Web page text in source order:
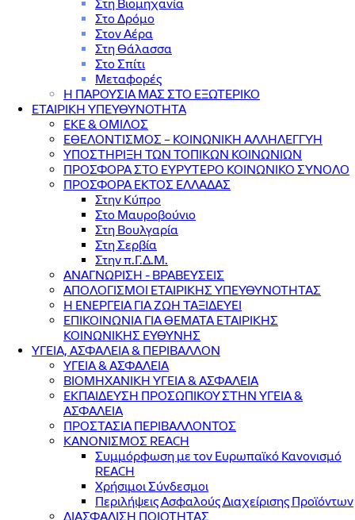
Στη Βιομηχανία
Στο Δρόμο
Στον Αέρα
Στη Θάλασσα
Στο Σπίτι
Μεταφορές
Η ΠΑΡΟΥΣΙΑ ΜΑΣ ΣΤΟ ΕΞΩΤΕΡΙΚΟ
ΕΤΑΙΡΙΚΗ ΥΠΕΥΘΥΝΟΤΗΤΑ
ΕΚΕ & ΟΜΙΛΟΣ
ΕΘΕΛΟΝΤΙΣΜΟΣ – ΚΟΙΝΩΝΙΚΗ ΑΛΛΗΛΕΓΓΥΗ
ΥΠΟΣΤΗΡΙΞΗ ΤΩΝ ΤΟΠΙΚΩΝ ΚΟΙΝΩΝΙΩΝ
ΠΡΟΣΦΟΡΑ ΣΤΟ ΕΥΡΥΤΕΡΟ ΚΟΙΝΩΝΙΚΟ ΣΥΝΟΛΟ
ΠΡΟΣΦΟΡΑ ΕΚΤΟΣ ΕΛΛΑΔΑΣ
Στην Κύπρο
Στο Μαυροβούνιο
Στη Βουλγαρία
Στη Σερβία
Στην π.Γ.Δ.Μ.
ΑΝΑΓΝΩΡΙΣΗ - ΒΡΑΒΕΥΣΕΙΣ
ΑΠΟΛΟΓΙΣΜΟΙ ΕΤΑΙΡΙΚΗΣ ΥΠΕΥΘΥΝΟΤΗΤΑΣ
Η ΕΝΕΡΓΕΙΑ ΓΙΑ ΖΩΗ ΤΑΞΙΔΕΥΕΙ
ΕΠΙΚΟΙΝΩΝΙΑ ΓΙΑ ΘΕΜΑΤΑ ΕΤΑΙΡΙΚΗΣ
ΚΟΙΝΩΝΙΚΗΣ ΕΥΘΥΝΗΣ
ΥΓΕΙΑ, ΑΣΦΑΛΕΙΑ & ΠΕΡΙΒΑΛΛΟΝ
ΥΓΕΙΑ & ΑΣΦΑΛΕΙΑ
ΒΙΟΜΗΧΑΝΙΚΗ ΥΓΕΙΑ & ΑΣΦΑΛΕΙΑ
ΕΚΠΑΙΔΕΥΣΗ ΠΡΟΣΩΠΙΚΟΥ ΣΤΗΝ ΥΓΕΙΑ &
ΑΣΦΑΛΕΙΑ
ΠΡΟΣΤΑΣΙΑ ΠΕΡΙΒΑΛΛΟΝΤΟΣ
ΚΑΝΟΝΙΣΜΟΣ REACH
Συμμόρφωση με τον Ευρωπαϊκό Κανονισμό
REACH
Χρήσιμοι Σύνδεσμοι
Περιλήψεις Ασφαλούς Διαχείρισης Προϊόντων
ΔΙΑΣΦΑΛΙΣΗ ΠΟΙΟΤΗΤΑΣ